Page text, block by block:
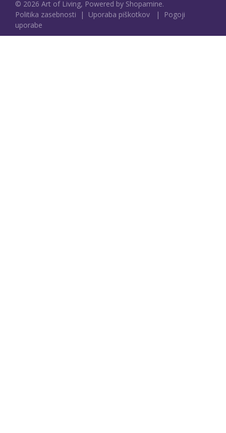
©2026Art of Living,Powered by Shopamine.